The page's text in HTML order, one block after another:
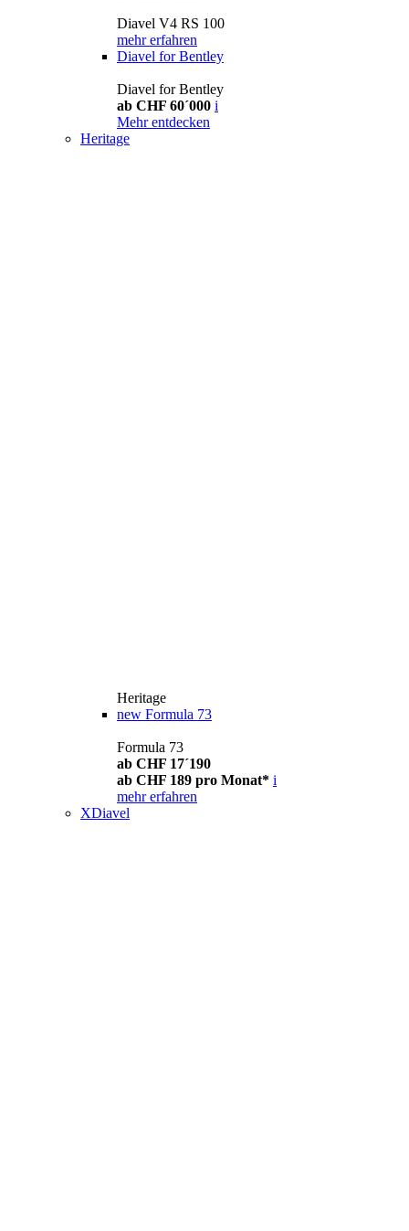
Diavel V4 RS 100
mehr erfahren
Diavel for Bentley
Diavel for Bentley
ab CHF 60´000 i
Mehr entdecken
Heritage
Heritage
new Formula 73
Formula 73
ab CHF 17´190
ab CHF 189 pro Monat* i
mehr erfahren
XDiavel